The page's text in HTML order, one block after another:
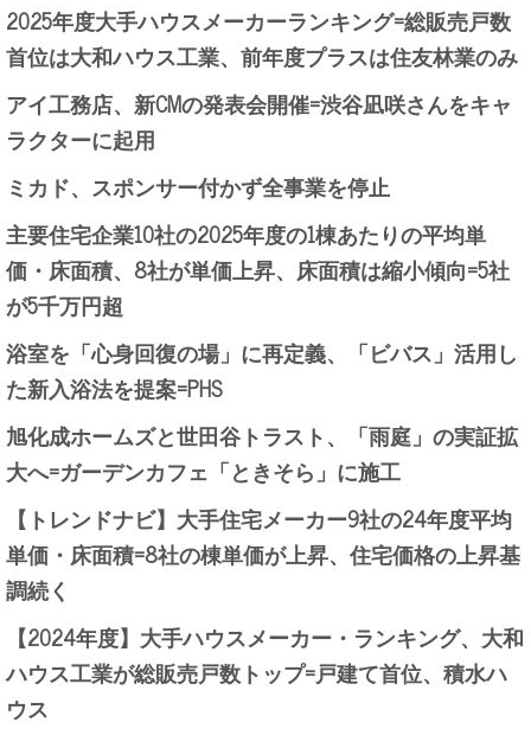
2025年度大手ハウスメーカーランキング=総販売戸数
首位は大和ハウス工業、前年度プラスは住友林業のみ
アイ工務店、新CMの発表会開催=渋谷凪咲さんをキャ
ラクターに起用
ミカド、スポンサー付かず全事業を停止
主要住宅企業10社の2025年度の1棟あたりの平均単
価・床面積、8社が単価上昇、床面積は縮小傾向=5社
が5千万円超
浴室を「心身回復の場」に再定義、「ビバス」活用し
た新入浴法を提案=PHS
旭化成ホームズと世田谷トラスト、「雨庭」の実証拡
大へ=ガーデンカフェ「ときそら」に施工
【トレンドナビ】大手住宅メーカー9社の24年度平均
単価・床面積=8社の棟単価が上昇、住宅価格の上昇基
調続く
【2024年度】大手ハウスメーカー・ランキング、大和
ハウス工業が総販売戸数トップ=戸建て首位、積水ハ
ウス